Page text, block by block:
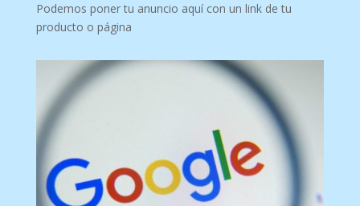
Podemos poner tu anuncio aquí con un link de tu
producto o página